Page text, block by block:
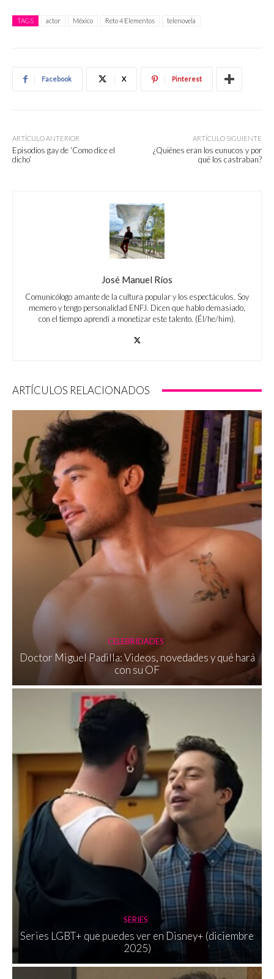
TAGS actor México Reto 4 Elementos telenovela
Facebook X Pinterest
ARTÍCULO ANTERIOR
Episodios gay de ‘Como dice el
dicho’
ARTÍCULO SIGUIENTE
¿Quiénes eran los eunucos y por
qué los castraban?
José Manuel Ríos
Comunicólogo amante de la cultura popular y los espectáculos. Soy
memero y tengo personalidad ENFJ. Dicen que hablo demasiado,
con el tiempo aprendí a monetizar este talento. (Él/he/him).
ARTÍCULOS RELACIONADOS
CELEBRIDADES
Doctor Miguel Padilla: Videos, novedades y qué hará
con su OF
SERIES
Series LGBT+ que puedes ver en Disney+ (diciembre
2025)